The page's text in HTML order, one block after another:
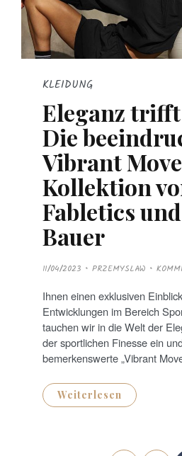
KLEIDUNG
Eleganz
Die
Vibrant
Kollektion
Fabletics
Bauer
P
O
T
E
D
O
N
11/04/2023 PRZEMYSLAW
Ihnen einen exklusiven
Entwicklungen im Bereich
tauchen wir in die Welt der
der sportlichen Finesse ein
bemerkenswerte „Vibrant
Weiterlesen